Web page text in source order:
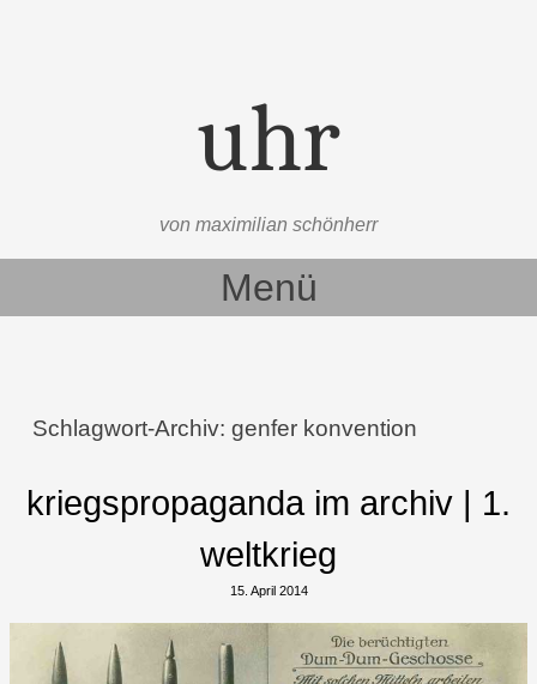
uhr
von maximilian schönherr
Menü
Schlagwort-Archiv:genfer konvention
kriegspropaganda im archiv | 1.
weltkrieg
15. April 2014